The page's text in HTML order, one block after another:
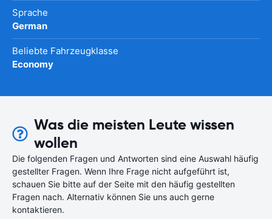
Sprache
German
Beliebte Fahrzeugklasse
Economy
Was die meisten Leute wissen
wollen
Die folgenden Fragen und Antworten sind eine Auswahl häufig
gestellter Fragen. Wenn Ihre Frage nicht aufgeführt ist,
schauen Sie bitte auf der Seite mit den häufig gestellten
Fragen nach. Alternativ können Sie uns auch gerne
kontaktieren.